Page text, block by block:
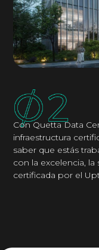
Con Quetta Data
infraestructura
saber que estás
con la excelencia,
certificada por el